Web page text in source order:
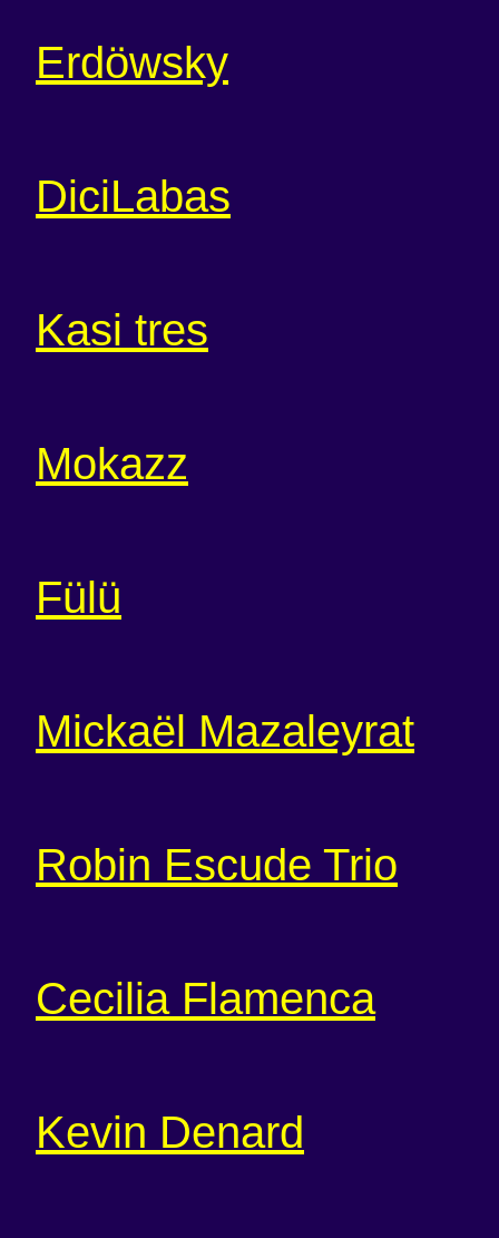
Erdöwsky
DiciLabas
Kasi tres
Mokazz
Fülü
Mickaël Mazaleyrat
Robin Escude Trio
Cecilia Flamenca
Kevin Denard